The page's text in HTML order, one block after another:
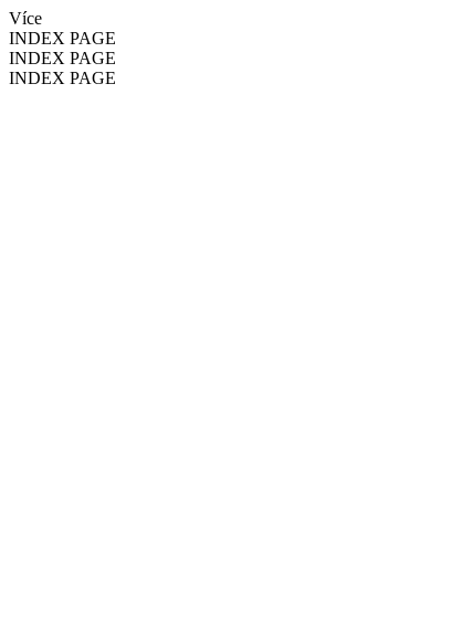
Více
INDEX PAGE
INDEX PAGE
INDEX PAGE